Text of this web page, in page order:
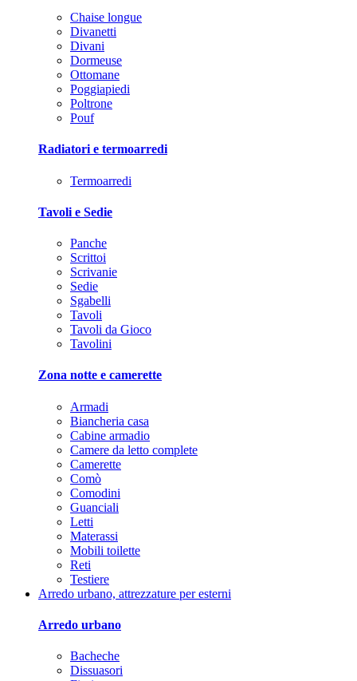
Chaise longue
Divanetti
Divani
Dormeuse
Ottomane
Poggiapiedi
Poltrone
Pouf
Radiatori e termoarredi
Termoarredi
Tavoli e Sedie
Panche
Scrittoi
Scrivanie
Sedie
Sgabelli
Tavoli
Tavoli da Gioco
Tavolini
Zona notte e camerette
Armadi
Biancheria casa
Cabine armadio
Camere da letto complete
Camerette
Comò
Comodini
Guanciali
Letti
Materassi
Mobili toilette
Reti
Testiere
Arredo urbano, attrezzature per esterni
Arredo urbano
Bacheche
Dissuasori